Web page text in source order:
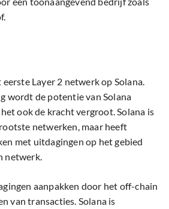
eerste Layer 2 netwerk op Solana.
wordt de potentie van Solana
ook de kracht vergroot. Solana is
netwerken, maar heeft
met uitdagingen op het gebied
netwerk.
aanpakken door het off-chain
van transacties. Solana is